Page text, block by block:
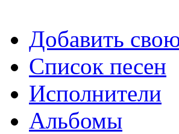
Добавить
Список песен
Исполнители
Альбомы